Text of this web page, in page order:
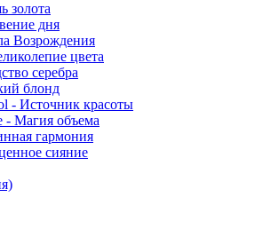
золота
дня
Возрождения
цвета
серебра
блонд
- Источник красоты
- Магия объема
гармония
сияние